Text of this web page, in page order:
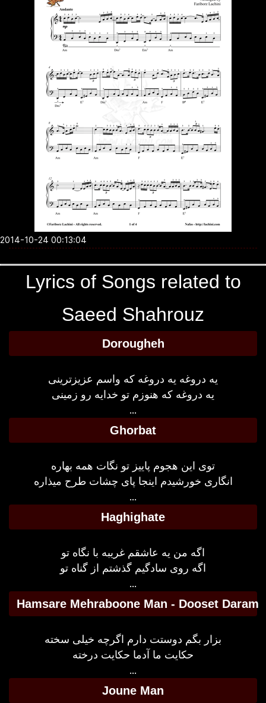
2014-10-24 00:13:04
Lyrics of Songs related to
Saeed Shahrouz
Dorougheh
یه دروغه یه دروغه که واسم عزیزترینی
یه دروغه که هنوزم تو خدایه رو زمینی
...
Ghorbat
توی این هجوم پاییز تو نگات همه بهاره
انگاری خورشیدم اینجا پای چشات طرح میذاره
...
Haghighate
اگه من یه عاشقم غریبه با نگاه تو
اگه روی سادگیم گذشتم از گناه تو
...
Hamsare Mehraboone Man - Dooset Daram
بزار بگم دوستت دارم اگرچه خیلی سخته
حکایت ما آدما حکایت درخته
...
Joune Man